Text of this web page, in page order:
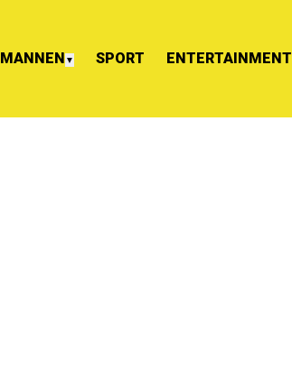
MANNEN ▼ SPORT ENTERTAINMENT